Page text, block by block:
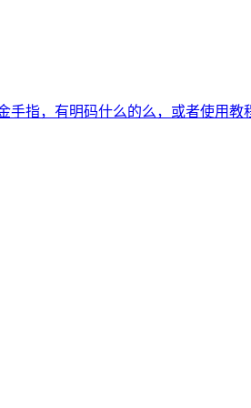
指，有明码什么的么，或者使用教